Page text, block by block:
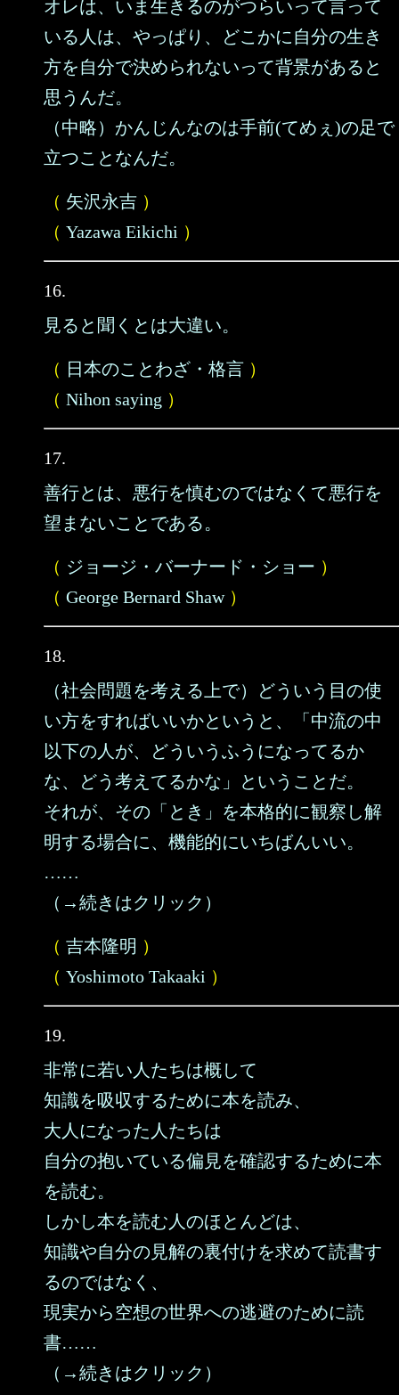
オレは、いま生きるのがつらいって言って
いる人は、やっぱり、どこかに自分の生き
方を自分で決められないって背景があると
思うんだ。
（中略）かんじんなのは手前(てめぇ)の足で
立つことなんだ。
（ 矢沢永吉 ）
（ Yazawa Eikichi ）
16.
見ると聞くとは大違い。
（ 日本のことわざ・格言 ）
（ Nihon saying ）
17.
善行とは、悪行を慎むのではなくて悪行を
望まないことである。
（ ジョージ・バーナード・ショー ）
（ George Bernard Shaw）
18.
（社会問題を考える上で）どういう目の使
い方をすればいいかというと、「中流の中
以下の人が、どういうふうになってるか
な、どう考えてるかな」ということだ。
それが、その「とき」を本格的に観察し解
明する場合に、機能的にいちばんいい。
……
（→続きはクリック）
（ 吉本隆明 ）
（ Yoshimoto Takaaki ）
19.
非常に若い人たちは概して
知識を吸収するために本を読み、
大人になった人たちは
自分の抱いている偏見を確認するために本
を読む。
しかし本を読む人のほとんどは、
知識や自分の見解の裏付けを求めて読書す
るのではなく、
現実から空想の世界への逃避のために読
書……
（→続きはクリック）